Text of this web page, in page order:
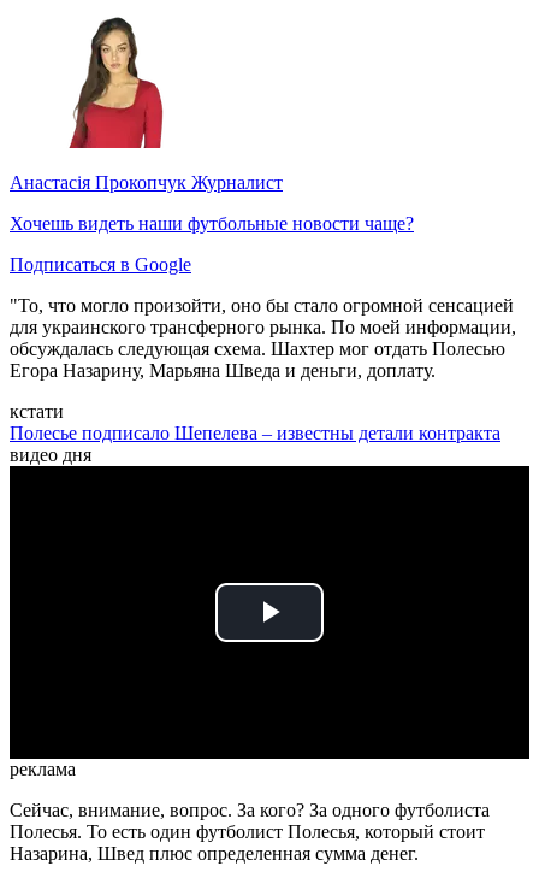
Анастасія Прокопчук Журналист
Хочешь видеть наши футбольные новости чаще?
Подписаться в Google
"То, что могло произойти, оно бы стало огромной сенсацией
для украинского трансферного рынка. По моей информации,
обсуждалась следующая схема. Шахтер мог отдать Полесью
Егора Назарину, Марьяна Шведа и деньги, доплату.
кстати
Полесье подписало Шепелева – известны детали контракта
видео дня
Play
реклама
Сейчас, внимание, вопрос. За кого? За одного футболиста
Полесья. То есть один футболист Полесья, который стоит
Назарина, Швед плюс определенная сумма денег.